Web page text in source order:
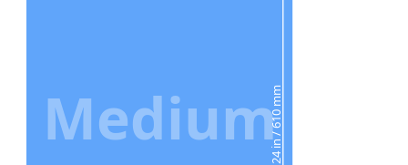
24 in / 610 mm
Medium